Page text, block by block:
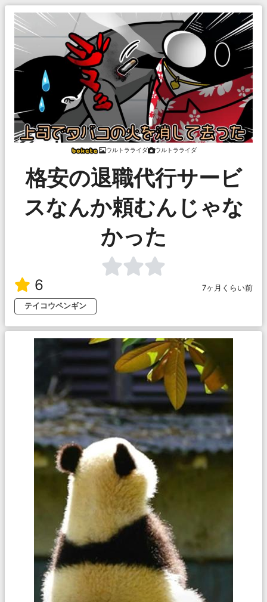
ウルトラライダ ウルトラライダ
格安の退職代行サービ
スなんか頼むんじゃな
かった
6
7ヶ月くらい前
テイコウペンギン